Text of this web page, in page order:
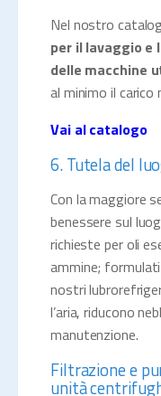
Nel nostro
per il lavaggio e
delle macchine
al minimo il carico
Vai al catalogo
6. Tutela del
Con la maggiore
benessere sul
richieste per oli
ammine;
nostri
l’aria, riducono
manutenzione.
Filtrazione e
unità